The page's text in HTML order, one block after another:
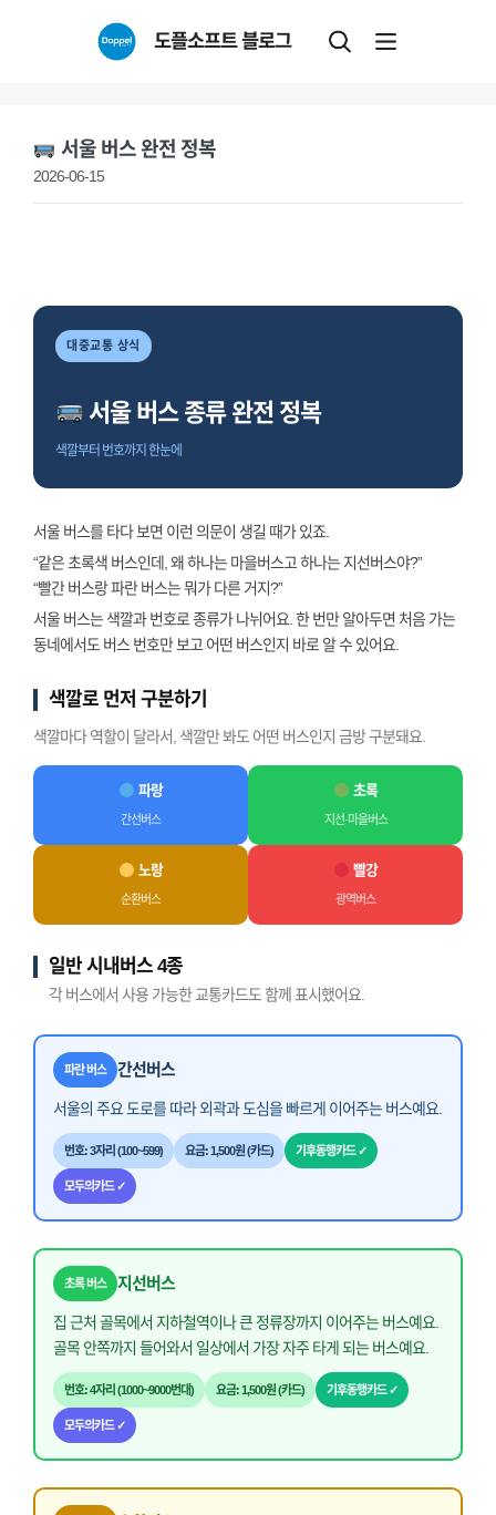
도플소프트 블로그
서울 버스 완전 정복
2026-06-15
대중교통 상식
서울 버스 종류 완전 정복
색깔부터 번호까지 한눈에
서울 버스를 타다 보면 이런 의문이 생길 때가 있죠.
“같은 초록색 버스인데, 왜 하나는 마을버스고 하나는 지선버스야?”
“빨간 버스랑 파란 버스는 뭐가 다른 거지?”
서울 버스는 색깔과 번호로 종류가 나뉘어요. 한 번만 알아두면 처음 가는
동네에서도 버스 번호만 보고 어떤 버스인지 바로 알 수 있어요.
색깔로 먼저 구분하기
색깔마다 역할이 달라서, 색깔만 봐도 어떤 버스인지 금방 구분돼요.
파랑
간선버스
초록
지선·마을버스
노랑
순환버스
빨강
광역버스
일반 시내버스 4종
각 버스에서 사용 가능한 교통카드도 함께 표시했어요.
파란 버스 간선버스
서울의 주요 도로를 따라 외곽과 도심을 빠르게 이어주는 버스예요.
번호: 3자리 (100~599) 요금: 1,500원 (카드) 기후동행카드 ✓
모두의카드 ✓
초록 버스 지선버스
집 근처 골목에서 지하철역이나 큰 정류장까지 이어주는 버스예요.
골목 안쪽까지 들어와서 일상에서 가장 자주 타게 되는 버스예요.
번호: 4자리 (1000~9000번대) 요금: 1,500원 (카드) 기후동행카드 ✓
모두의카드 ✓